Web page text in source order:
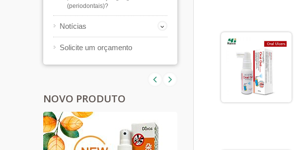
(periodontais)?
Notícias
Solicite um orçamento
NOVO PRODUTO